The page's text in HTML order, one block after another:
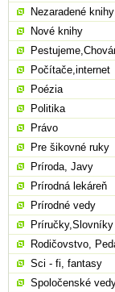
Nezaradené knihy
Nové knihy
Počítače,internet
Poézia
Politika
Právo
Pre šikovné ruky
Príroda, Javy
Prírodná lekáreň
Prírodné vedy
Príručky,Slovníky
Rodičovstvo,
Sci - fi, fantasy
Spoločenské